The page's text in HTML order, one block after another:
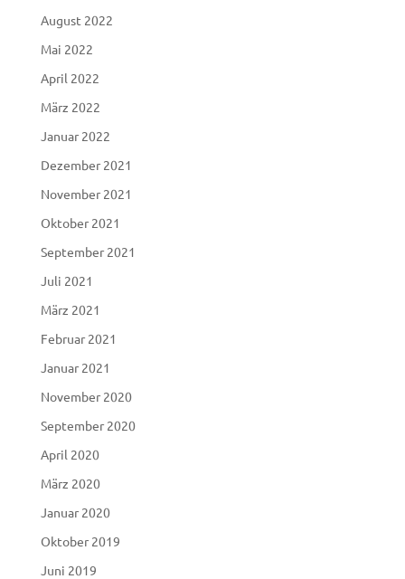
August 2022
Mai 2022
April 2022
März 2022
Januar 2022
Dezember 2021
November 2021
Oktober 2021
September 2021
Juli 2021
März 2021
Februar 2021
Januar 2021
November 2020
September 2020
April 2020
März 2020
Januar 2020
Oktober 2019
Juni 2019